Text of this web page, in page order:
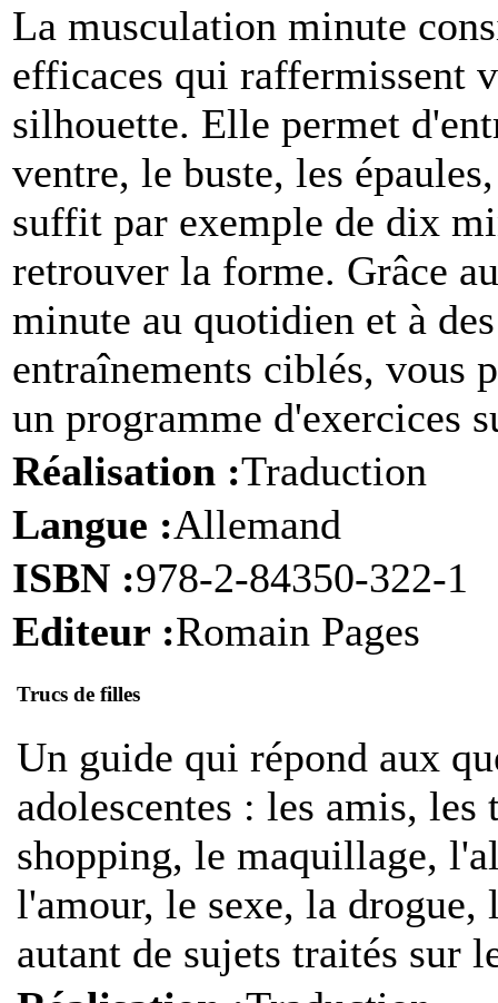
La musculation minute
efficaces qui raffermissent
silhouette. Elle permet
ventre, le buste, les
suffit par exemple de dix
retrouver la forme. Grâce
minute au quotidien et à
entraînements ciblés, vous
un programme d'exercices
Réalisation :Traduction
Langue :Allemand
ISBN :978-2-84350-322-1
Editeur :Romain Pages
Trucs de filles
Un guide qui répond aux
adolescentes : les amis,
shopping, le maquillage,
l'amour, le sexe, la
autant de sujets traités sur